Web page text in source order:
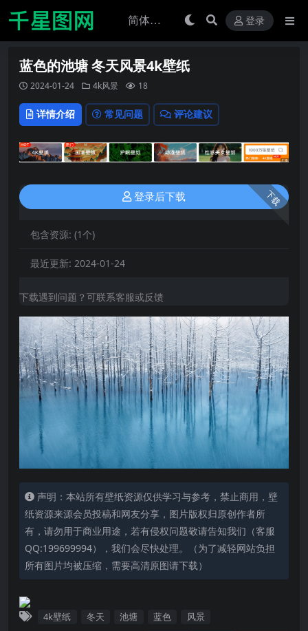
登录
蓝色的池塘 冬天风景4k壁纸
2024-01-24 4k风景 18
详情介绍 常见问题 评论建议
下载
登录后下载
包含资源: (1个)
最近更新: 2024-01-24
下载遇到问题？可联系客服或反馈
声明：本站所有壁纸资源仅供学习与参考，禁止商用，壁
纸资源来源会员投稿和网友分享，图片版权归原创作者所
有，请勿用于商业用途，若有侵权问题敬请告知我们（客服
QQ:199699994），我们会尽快处理。（为了减轻网站负担
所有图片均被压缩，需要高清原图请下载）
4k壁纸 冬天 池塘 蓝色 风景